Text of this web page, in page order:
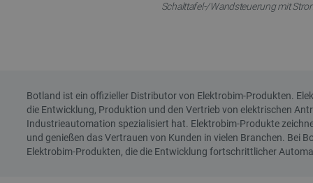
Schalttafel-/Wandsteuerung mit